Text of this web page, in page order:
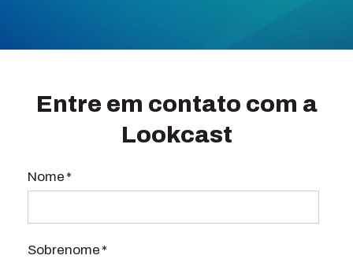
Entre em contato com a
Lookcast
Nome *
Sobrenome *